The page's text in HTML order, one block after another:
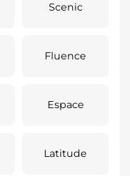
Scenic
Fluence
Espace
Latitude